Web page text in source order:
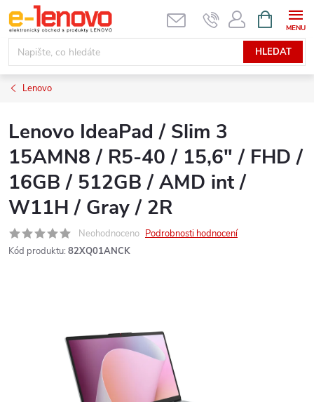
Přejít
na
obsah
HLEDAT
NÁKUPNÍ
KOŠÍK
Lenovo
Lenovo IdeaPad / Slim 3
15AMN8 / R5-40 / 15,6" / FHD /
16GB / 512GB / AMD int /
W11H / Gray / 2R
Neohodnoceno Podrobnosti hodnocení
Kód produktu: 82XQ01ANCK